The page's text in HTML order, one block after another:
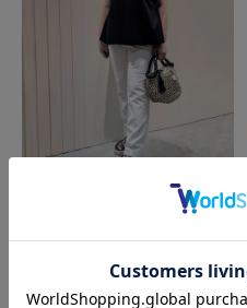
近鉄あべのハルカス7-IDconcept.